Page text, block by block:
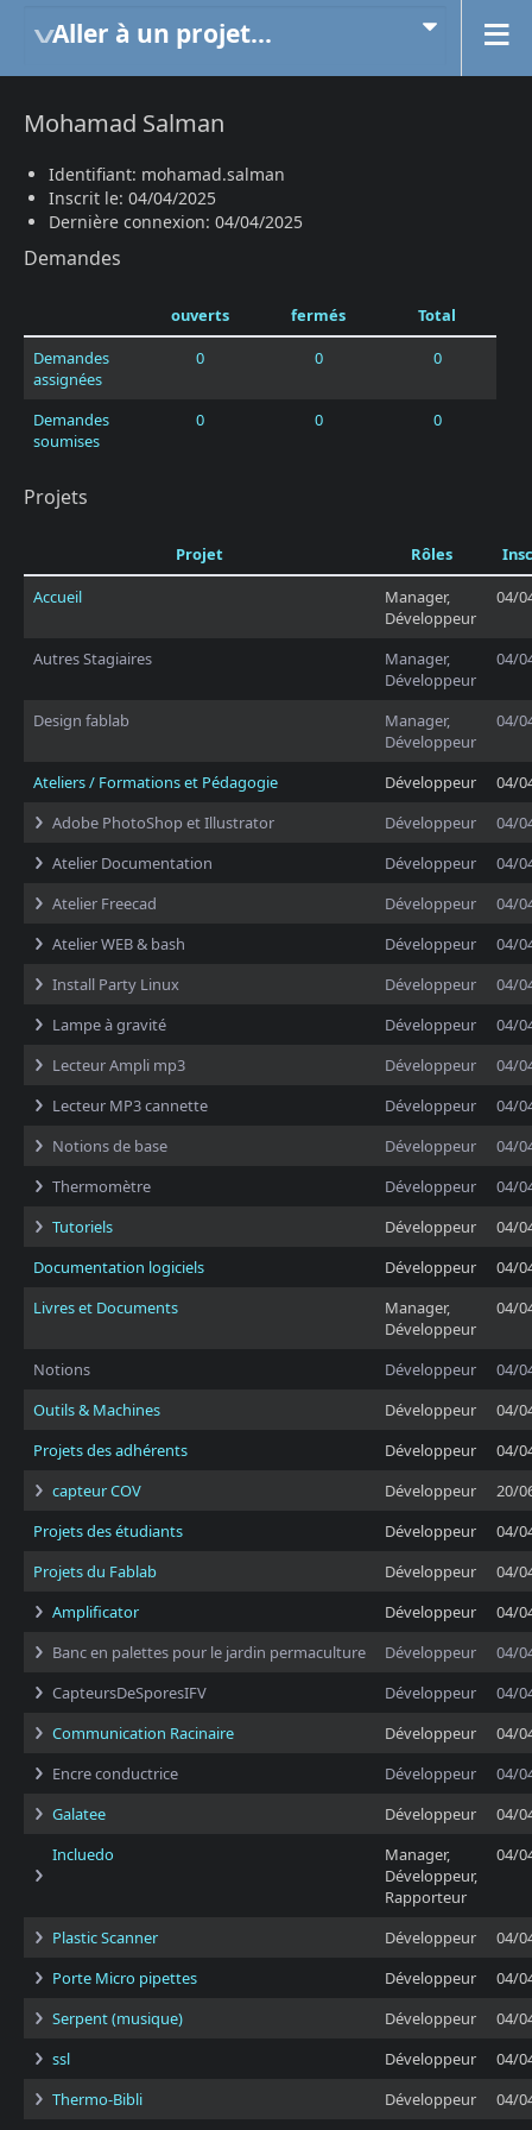
Aller à un projet...
Mohamad Salman
Identifiant: mohamad.salman
Inscrit le: 04/04/2025
Dernière connexion: 04/04/2025
Demandes
ouverts fermés
Total
Demandes
assignées
0 0 0
Demandes
soumises
0 0 0
Projets
Projet Rôles
Accueil
Manager,
Développeur
04/
Autres Stagiaires
Manager,
Développeur
04/
Design fablab
Manager,
Développeur
04/
Ateliers / Formations et Pédagogie Développeur
04/
Adobe PhotoShop et Illustrator
Développeur
04/
Atelier Documentation
Développeur
04/
Atelier Freecad
Développeur
04/
Atelier WEB & bash
Développeur
04/
Install Party Linux
Développeur
04/
Lampe à gravité
Développeur
04/
Lecteur Ampli mp3
Développeur
04/
Lecteur MP3 cannette
Développeur
04/
Notions de base
Développeur
04/
Thermomètre
Développeur
04/
Tutoriels
Développeur
04/
Documentation logiciels
Développeur
04/
Livres et Documents
Manager,
Développeur
04/
Notions Développeur
04/
Outils & Machines
Développeur
04/
Projets des adhérents
Développeur
04/
capteur COV
Développeur
20/
Projets des étudiants
Développeur
04/
Projets du Fablab
Développeur
04/
Amplificator
Développeur
04/
Banc en palettes pour le jardin permaculture
Développeur
04/
CapteursDeSporesIFV
Développeur
04/
Communication Racinaire
Développeur
04/
Encre conductrice
Développeur
04/
Galatee
Développeur
04/
Incluedo
Manager,
Développeur,
Rapporteur
04/
Plastic Scanner Développeur
04/
Porte Micro pipettes
Développeur
04/
Serpent (musique)
Développeur
04/
ssl
Développeur
04/
Thermo-Bibli
Développeur 04/